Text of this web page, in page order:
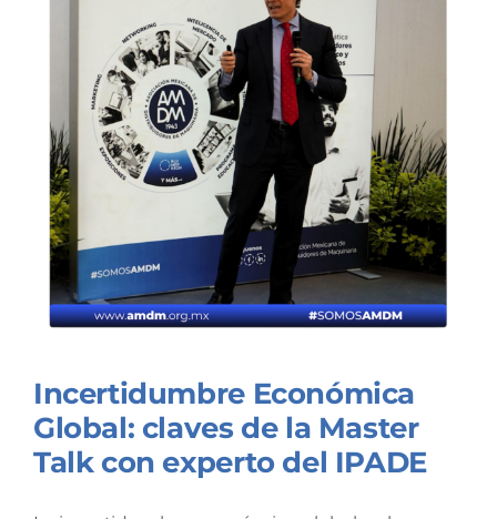
Incertidumbre Económica
Global: claves de la Master
Talk con experto del IPADE